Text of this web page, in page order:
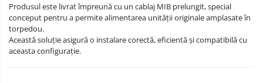
Produsul este livrat împreună cu un cablaj MIB prelungit, special
conceput pentru a permite alimentarea unității originale amplasate în
torpedou.
Această soluție asigură o instalare corectă, eficientă și compatibilă cu
aceasta configurație.